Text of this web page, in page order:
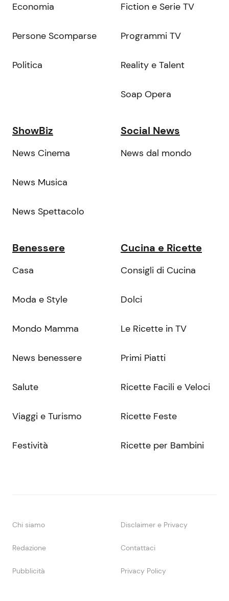
Economia
Persone Scomparse
Politica
Fiction e Serie TV
Programmi TV
Reality e Talent
Soap Opera
ShowBiz
News Cinema
News Musica
News Spettacolo
Social News
News dal mondo
Benessere
Casa
Moda e Style
Mondo Mamma
News benessere
Salute
Viaggi e Turismo
Festività
Cucina e Ricette
Consigli di Cucina
Dolci
Le Ricette in TV
Primi Piatti
Ricette Facili e Veloci
Ricette Feste
Ricette per Bambini
Chi siamo Disclaimer e Privacy
Redazione Contattaci
Pubblicità Privacy Policy